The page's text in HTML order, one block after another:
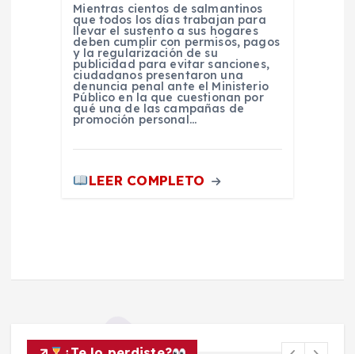
Mientras cientos de salmantinos
que todos los días trabajan para
llevar el sustento a sus hogares
deben cumplir con permisos, pagos
y la regularización de su
publicidad para evitar sanciones,
ciudadanos presentaron una
denuncia penal ante el Ministerio
Público en la que cuestionan por
qué una de las campañas de
promoción personal…
LEER COMPLETO